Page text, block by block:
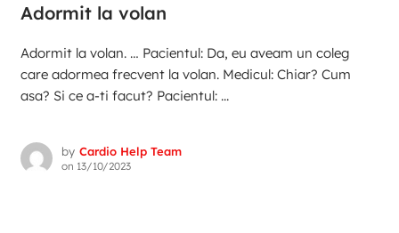
Adormit la volan
Adormit la volan. … Pacientul: Da, eu aveam un coleg
care adormea frecvent la volan. Medicul: Chiar? Cum
asa? Si ce a-ti facut? Pacientul: ...
by Cardio Help Team
on 13/10/2023